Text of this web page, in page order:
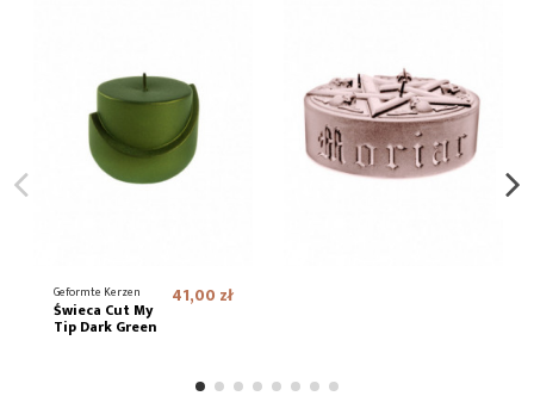
Geformte Kerzen
Świeca Cut My
Tip Dark Green
41,00 zł